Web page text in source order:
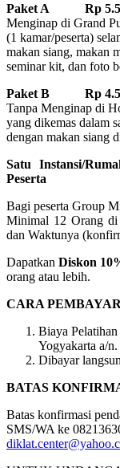
Paket A Rp
Menginap di Grand
(1 kamar/peserta)
makan siang, makan
seminar kit, dan foto
Paket B Rp
Tanpa Menginap di
yang dikemas dalam
dengan makan siang
Satu Instansi/
Peserta
Bagi peserta Group
Minimal 12 Orang di
dan Waktunya
Dapatkan Diskon
orang atau lebih.
CARA
Biaya
Yogyakarta a/
Dibayar
BATAS
Batas konfirmasi
SMS/WA ke